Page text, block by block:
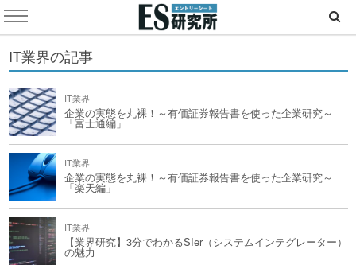
IT業界の記事
IT業界
企業の実態を丸裸！～有価証券報告書を使った企業研究～
「富士通編」
IT業界
企業の実態を丸裸！～有価証券報告書を使った企業研究～
「楽天編」
IT業界
【業界研究】3分でわかるSIer（システムインテグレーター）
の魅力